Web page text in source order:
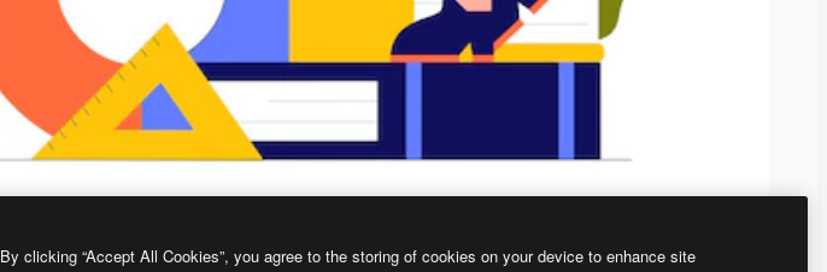
By clicking “Accept All Cookies”, you agree to the storing of cookies on your device to enhance site